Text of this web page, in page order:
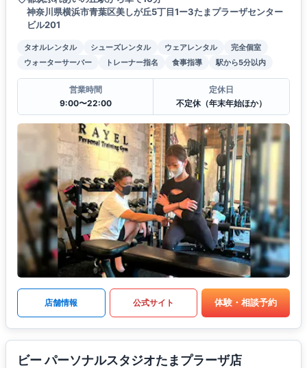
神奈川県横浜市青葉区美しが丘5丁目1ー3たまプラーザセンター
ビル201
タオルレンタル シューズレンタル ウェアレンタル
完全個室
ウォーターサーバー
トレーナー指名 食事指導 駅から5分以内
営業時間
9:00〜22:00
定休日
不定休（年末年始ほか）
店舗情報 公式サイト 体験・相談予約
ビー パーソナルスタジオたまプラーザ店